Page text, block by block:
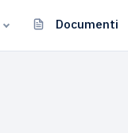
Documenti